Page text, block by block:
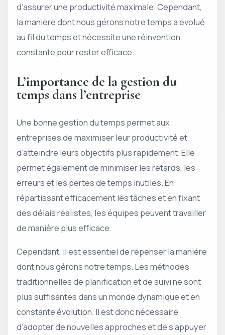
d’assurer une productivité maximale. Cependant,
la manière dont nous gérons notre temps a évolué
au fil du temps et nécessite une réinvention
constante pour rester efficace.
L’importance de la gestion du
temps dans l’entreprise
Une bonne gestion du temps permet aux
entreprises de maximiser leur productivité et
d’atteindre leurs objectifs plus rapidement. Elle
permet également de minimiser les retards, les
erreurs et les pertes de temps inutiles. En
répartissant efficacement les tâches et en fixant
des délais réalistes, les équipes peuvent travailler
de manière plus efficace.
Cependant, il est essentiel de repenser la manière
dont nous gérons notre temps. Les méthodes
traditionnelles de planification et de suivi ne sont
plus suffisantes dans un monde dynamique et en
constante évolution. Il est donc nécessaire
d’adopter de nouvelles approches et de s’appuyer